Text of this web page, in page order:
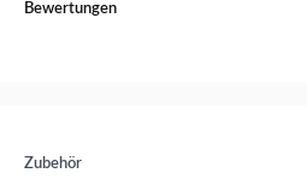
Bewertungen
Zubehör